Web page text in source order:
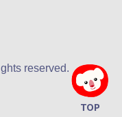
reserved.
TOP